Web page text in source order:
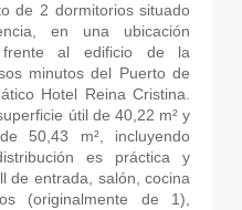
de 2 dormitorios situado
en una ubicación
frente al edificio de la
minutos del Puerto de
Hotel Reina Cristina.
útil de 40,22 m² y
50,43 m², incluyendo
es práctica y
de entrada, salón, cocina
(originalmente de 1),